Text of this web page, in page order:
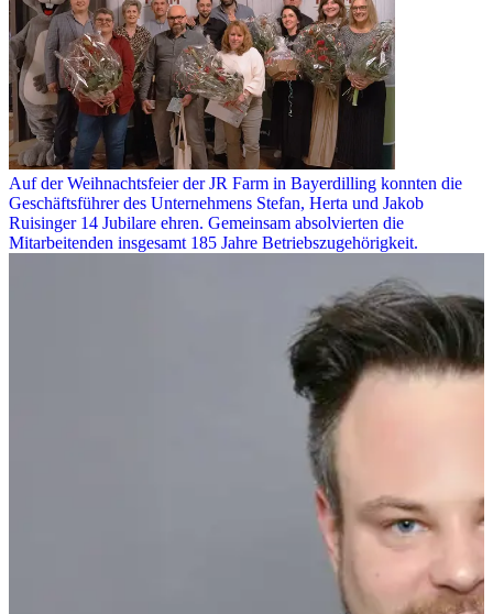
Auf der Weihnachtsfeier der JR Farm in Bayerdilling konnten die
Geschäftsführer des Unternehmens Stefan, Herta und Jakob
Ruisinger 14 Jubilare ehren. Gemeinsam absolvierten die
Mitarbeitenden insgesamt 185 Jahre Betriebszugehörigkeit.